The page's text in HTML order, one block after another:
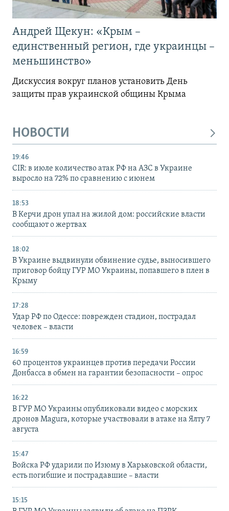
Андрей Щекун: «Крым –
единственный регион, где украинцы –
меньшинство»
Дискуссия вокруг планов установить День
защиты прав украинской общины Крыма
НОВОСТИ
19:46
CIR: в июле количество атак РФ на АЗС в Украине
выросло на 72% по сравнению с июнем
18:53
В Керчи дрон упал на жилой дом: российские власти
сообщают о жертвах
18:02
В Украине выдвинули обвинение судье, выносившего
приговор бойцу ГУР МО Украины, попавшего в плен в
Крыму
17:28
Удар РФ по Одессе: поврежден стадион, пострадал
человек – власти
16:59
60 процентов украинцев против передачи России
Донбасса в обмен на гарантии безопасности – опрос
16:22
В ГУР МО Украины опубликовали видео с морских
дронов Magura, которые участвовали в атаке на Ялту 7
августа
15:47
Войска РФ ударили по Изюму в Харьковской области,
есть погибшие и пострадавшие – власти
15:15